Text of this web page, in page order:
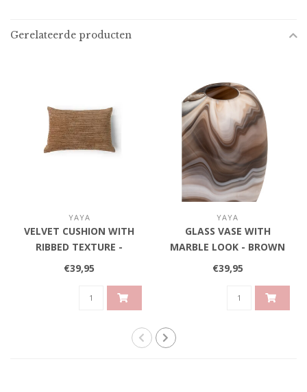
Gerelateerde producten
YAYA
VELVET CUSHION WITH
RIBBED TEXTURE -
BROWN
€39,95
YAYA
GLASS VASE WITH
MARBLE LOOK - BROWN
€39,95